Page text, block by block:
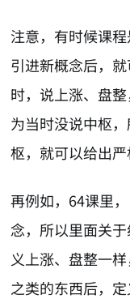
注意，有时候课
引进新概念后，
时，说上涨、盘
为当时没说中枢
枢，就可以给出严
再例如，64课里
念，所以里面关
义上涨、盘整一
之类的东西后，